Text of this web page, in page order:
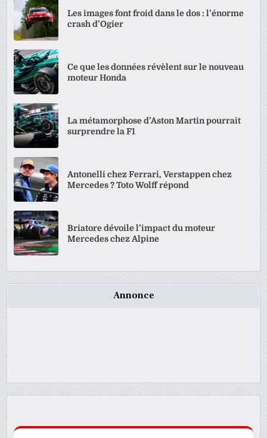
Les images font froid dans le dos : l’énorme
crash d’Ogier
Ce que les données révèlent sur le nouveau
moteur Honda
La métamorphose d’Aston Martin pourrait
surprendre la F1
Antonelli chez Ferrari, Verstappen chez
Mercedes ? Toto Wolff répond
Briatore dévoile l’impact du moteur
Mercedes chez Alpine
Annonce